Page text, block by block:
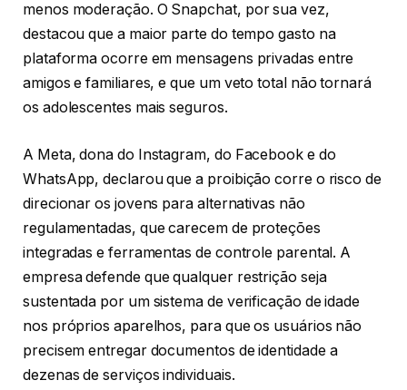
menos moderação. O Snapchat, por sua vez,
destacou que a maior parte do tempo gasto na
plataforma ocorre em mensagens privadas entre
amigos e familiares, e que um veto total não tornará
os adolescentes mais seguros.
A Meta, dona do Instagram, do Facebook e do
WhatsApp, declarou que a proibição corre o risco de
direcionar os jovens para alternativas não
regulamentadas, que carecem de proteções
integradas e ferramentas de controle parental. A
empresa defende que qualquer restrição seja
sustentada por um sistema de verificação de idade
nos próprios aparelhos, para que os usuários não
precisem entregar documentos de identidade a
dezenas de serviços individuais.